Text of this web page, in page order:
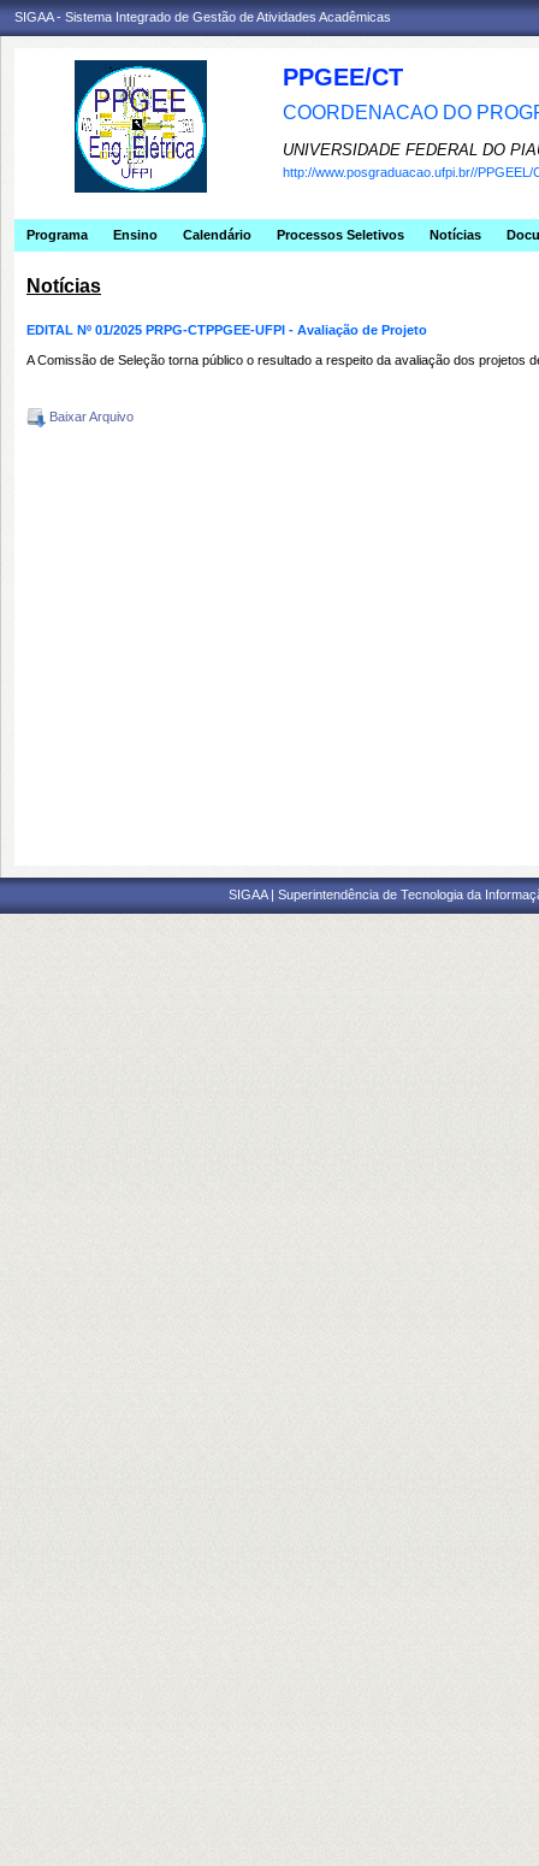
SIGAA - Sistema Integrado de Gestão de Atividades Acadêmicas
PPGEE/CT
COORDENACAO DO
UNIVERSIDADE FEDERAL DO
http://www.posgraduacao.ufpi.br//PPGEEL/
Programa Ensino Calendário Processos Seletivos Notícias
Notícias
EDITAL Nº 01/2025 PRPG-CTPPGEE-UFPI - Avaliação de Projeto
A Comissão de Seleção torna público o resultado a respeito da avaliação dos projetos
Baixar Arquivo
SIGAA | Superintendência de Tecnologia da